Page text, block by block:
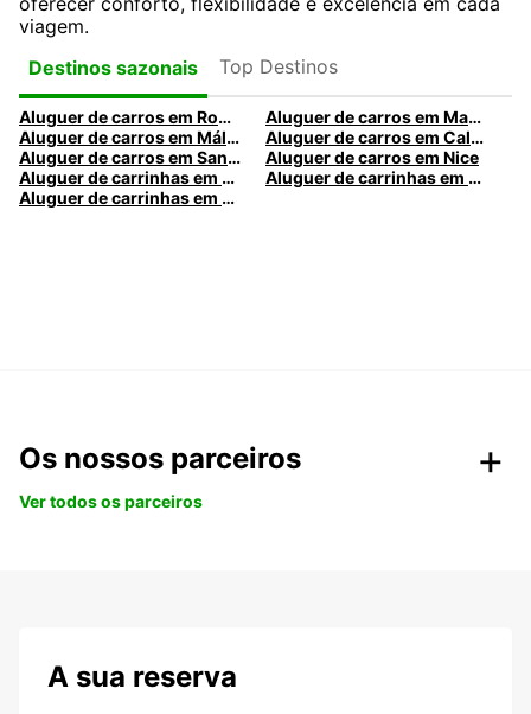
viagem.
Destinos sazonais
Top Destinos
Aluguer de carros em Roma
Aluguer de carros em Madrid
Aluguer de carros em Málaga
Aluguer de carros em Caldas da Rainha
Aluguer de carros em Santa Maria da Feira
Aluguer de carros em Nice
Aluguer de carrinhas em Nice
Aluguer de carrinhas em Santa Maria da Feira
Aluguer de carrinhas em Caldas da Rainha
Os nossos parceiros
Ver todos os parceiros
A sua reserva